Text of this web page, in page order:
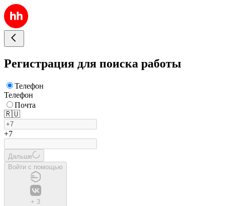
Регистрация для поиска работы
Телефон
Телефон
Почта
🇷🇺
+7
Дальше
Войти с помощью
+ 3